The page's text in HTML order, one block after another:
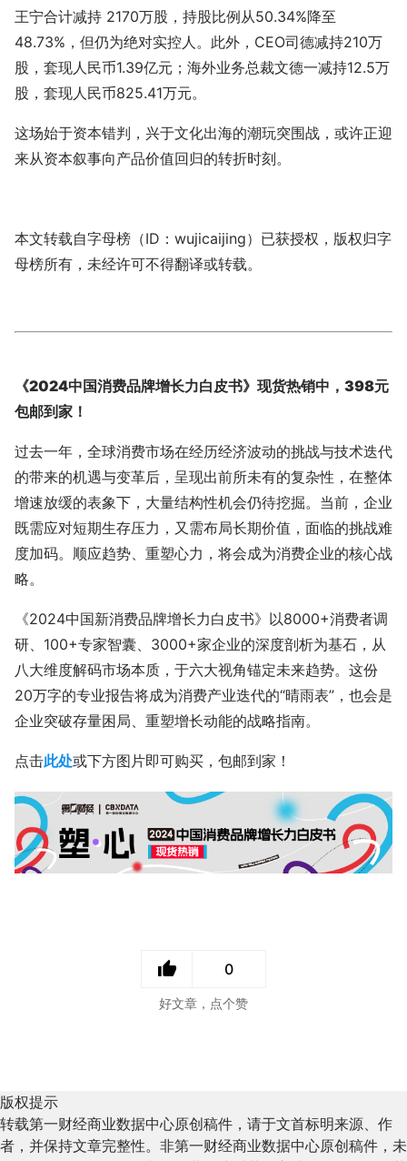
王宁合计减持 2170万股，持股比例从50.34%降至
48.73%，但仍为绝对实控人。此外，CEO司德减持210万
股，套现人民币1.39亿元；海外业务总裁文德一减持12.5万
股，套现人民币825.41万元。
这场始于资本错判，兴于文化出海的潮玩突围战，或许正迎
来从资本叙事向产品价值回归的转折时刻。
本文转载自字母榜（ID：wujicaijing）已获授权，版权归字
母榜所有，未经许可不得翻译或转载。
《2024中国消费品牌增长力白皮书》现货热销中，398元
包邮到家！
过去一年，全球消费市场在经历经济波动的挑战与技术迭代
的带来的机遇与变革后，呈现出前所未有的复杂性，在整体
增速放缓的表象下，大量结构性机会仍待挖掘。当前，企业
既需应对短期生存压力，又需布局长期价值，面临的挑战难
度加码。顺应趋势、重塑心力，将会成为消费企业的核心战
略。
《2024中国新消费品牌增长力白皮书》以8000+消费者调
研、100+专家智囊、3000+家企业的深度剖析为基石，从
八大维度解码市场本质，于六大视角锚定未来趋势。这份
20万字的专业报告将成为消费产业迭代的“晴雨表”，也会是
企业突破存量困局、重塑增长动能的战略指南。
点击此处或下方图片即可购买，包邮到家！
0
好文章，点个赞
版权提示
转载第一财经商业数据中心原创稿件，请于文首标明来源、作
者，并保持文章完整性。非第一财经商业数据中心原创稿件，未